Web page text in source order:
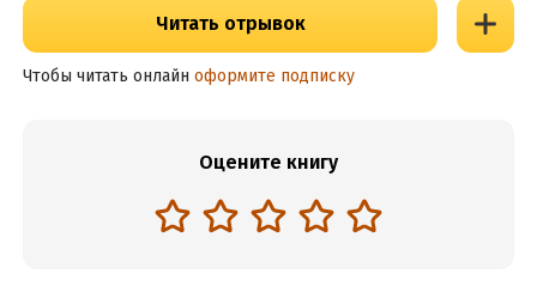
Читать отрывок
Чтобы читать онлайн оформите подписку
Оцените книгу